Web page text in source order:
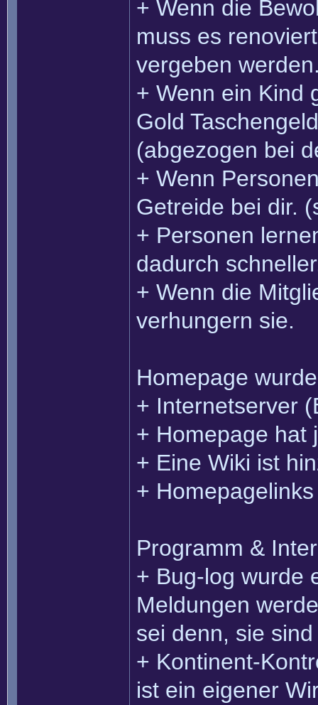
+ Wenn die
muss es
vergeben
+ Wenn ein Kind
Gold
(abgezogen bei
+ Wenn
Getreide bei dir.
+ Personen
dadurch
+ Wenn die
verhungern sie.
Homepage
+ Internetserver
+ Homepage hat
+ Eine Wiki ist
+
Programm &
+ Bug-log wurde
Meldungen
sei denn, sie
+ Kontinent-
ist ein eigener